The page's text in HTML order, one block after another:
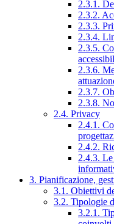
2.3.1.
2.3.2.
2.3.3.
2.3.4.
2.3.5.
2.3.6.
2.3.7.
2.3.8.
2.4. Privacy
2.4.1.
2.4.2.
2.4.3.
3. Pianificazione,
3.1. Obiettivi
3.2. Tipologie
3.2.1.